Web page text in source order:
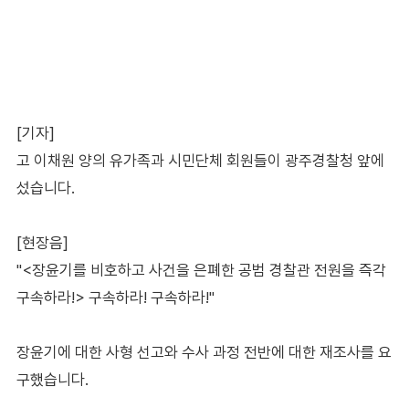
[기자]
고 이채원 양의 유가족과 시민단체 회원들이 광주경찰청 앞에
섰습니다.
[현장음]
"<장윤기를 비호하고 사건을 은폐한 공범 경찰관 전원을 즉각
구속하라!> 구속하라! 구속하라!"
장윤기에 대한 사형 선고와 수사 과정 전반에 대한 재조사를 요
구했습니다.